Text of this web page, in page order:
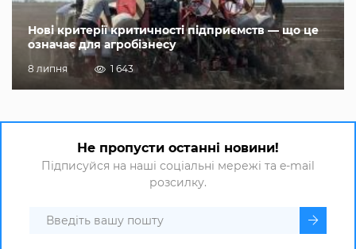
Нові критерії критичності підприємств — що це
означає для агробізнесу
8 липня 1 643
Не пропусти останні новини!
Підписуйся на наші соціальні мережі та e-mail
розсилку.